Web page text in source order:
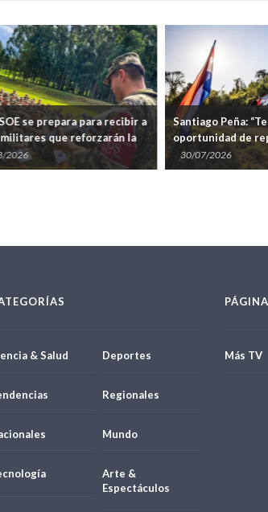
se prepara para recibir a
que reforzarán la
del WRC Rally del
2026
Santiago Peña:
oportunidad de
Rally del mundo”
30/07/2026
& Salud Deportes
Regionales
Mundo
Arte &
Espectáculos
Más TV